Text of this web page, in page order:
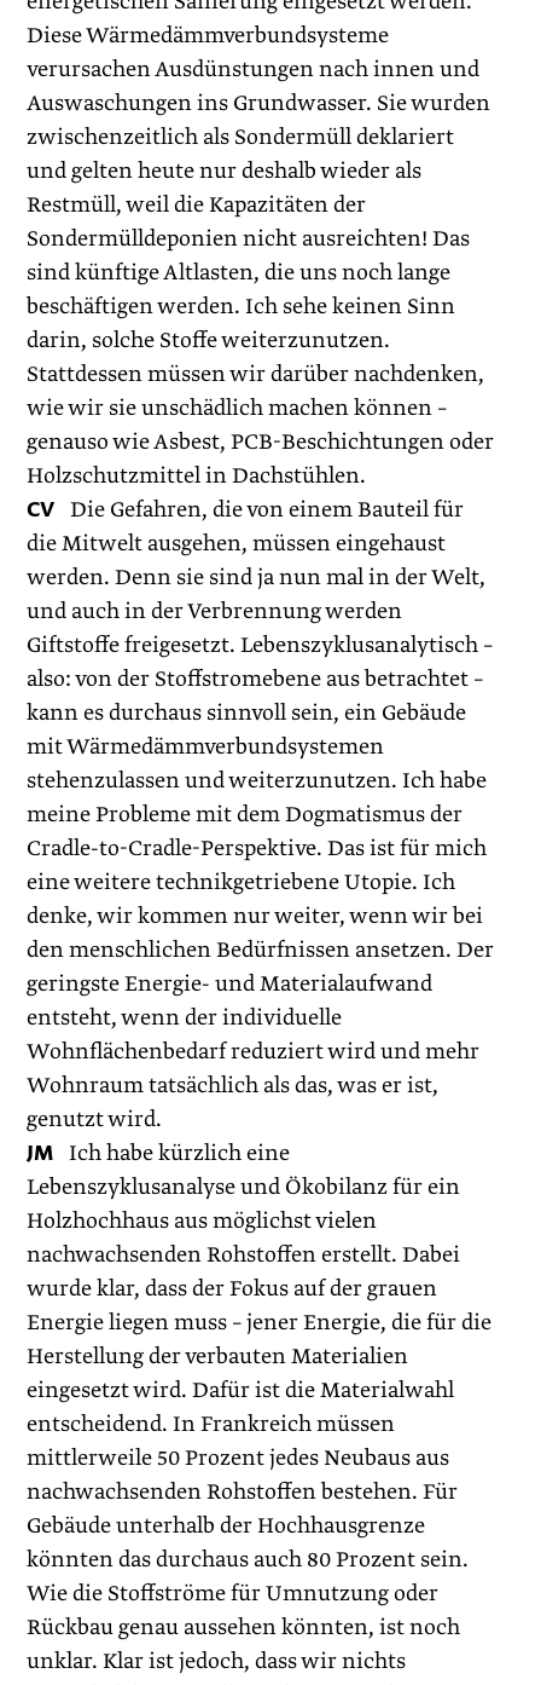
Diese Wärmedämmverbundsysteme
verursachen Ausdünstungen nach innen und
Auswaschungen ins Grundwasser. Sie wurden
zwischenzeitlich als Sondermüll deklariert
und gelten heute nur deshalb wieder als
Restmüll, weil die Kapazitäten der
Sondermülldeponien nicht ausreichten! Das
sind künftige Altlasten, die uns noch lange
beschäftigen werden. Ich sehe keinen Sinn
darin, solche Stoffe weiterzunutzen.
Stattdessen müssen wir darüber nachdenken,
wie wir sie unschädlich machen können –
genauso wie Asbest, PCB-Beschichtungen oder
Holzschutzmittel in Dachstühlen.
CV Die Gefahren, die von einem Bauteil für
die Mitwelt ausgehen, müssen eingehaust
werden. Denn sie sind ja nun mal in der Welt,
und auch in der Verbrennung werden
Giftstoffe freigesetzt. Lebenszyklusanalytisch –
also: von der Stoffstromebene aus betrachtet –
kann es durchaus sinnvoll sein, ein Gebäude
mit Wärmedämmverbundsystemen
stehenzulassen und weiterzunutzen. Ich habe
meine Probleme mit dem Dogmatismus der
Cradle-to-Cradle-Perspektive. Das ist für mich
eine weitere technikgetriebene Utopie. Ich
denke, wir kommen nur weiter, wenn wir bei
den menschlichen Bedürfnissen ansetzen. Der
geringste Energie- und Materialaufwand
entsteht, wenn der individuelle
Wohnflächenbedarf reduziert wird und mehr
Wohnraum tatsächlich als das, was er ist,
genutzt wird.
JM Ich habe kürzlich eine
Lebenszyklusanalyse und ­Ökobilanz für ein
Holzhochhaus aus möglichst vielen
nachwachsenden Rohstoffen erstellt. Dabei
wurde klar, dass der Fokus auf der grauen
Energie liegen muss – jener Energie, die für die
Herstellung der verbauten Materialien
eingesetzt wird. Dafür ist die Materialwahl
entscheidend. In Frankreich müssen
mittlerweile 50 Prozent jedes Neubaus aus
nachwachsenden Rohstoffen bestehen. Für
Gebäude unterhalb der Hochhausgrenze
könnten das durchaus auch 80 Prozent sein.
Wie die Stoffströme für Umnutzung oder
Rückbau genau aussehen könnten, ist noch
unklar. Klar ist jedoch, dass wir nichts